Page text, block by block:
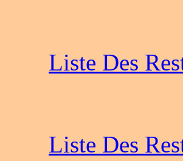
Liste Des
Liste Des